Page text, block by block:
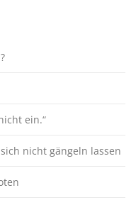
ein.“
nicht gängeln lassen